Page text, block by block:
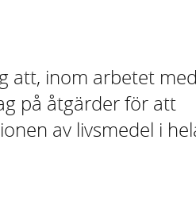
att, inom arbetet med
på åtgärder för att
av livsmedel i